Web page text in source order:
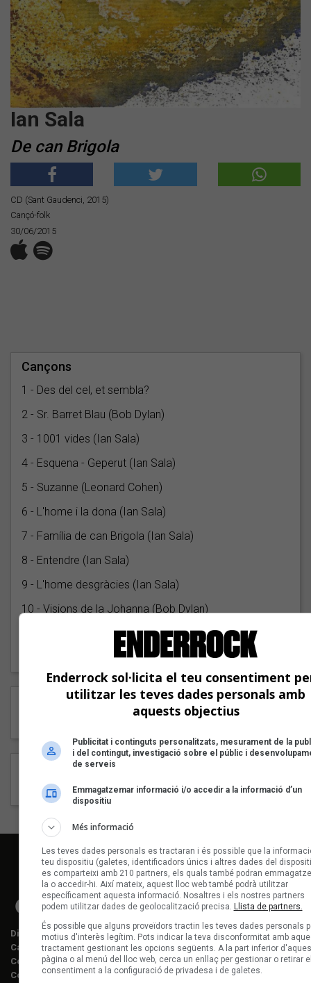
Ian Sala
De can Brigola
CD (Sant Gaudenci, 2015)
Cançó-folk
30/06/2015
Cançons
1 - Des del cel, et sembla?
2 - Sr. Barret Blau (Bob Dylan)
3 - 1001 vides (Ian Sala)
4 - Esquena - Geperut (Ian Sala)
5 - Suzanne (Leonard Cohen)
6 - L'home i la dona (Ian Sala)
7 - Família de can Brigola (Ian Sala)
8 - Entendre (Ian Sala)
9 - L'home desgràcies (Ian Sala)
10 - Visions de la Johanna (Bob Dylan)
11 - Conjunt d'ossos (Ian Sala)
12 - Des del cel, amb calma, et sembla (Ian Sala)
http://www.iansala.com/
Director editorial:Lluís Gendrau
Cap de redacció Enderrock:Jordi Martí Fabra
Coordinació EDR i enderrock.cat: Èlia Gea
Coordinació Anuari de la Música:Helena M. Alegret
Enderrock sol·licita el teu consentiment
utilitzar les teves dades personals amb
aquests objectius
Publicitat i continguts personalitzats, mesurament de la
i del contingut, investigació sobre el públic i
de serveis
Emmagatzemar informació i/o accedir a la informació d’un
dispositiu
Més informació
Les teves dades personals es tractaran i és possible que la
teu dispositiu (galetes, identificadors únics i altres dades del
es comparteixi amb 210 partners, els quals també podran
la o accedir-hi. Així mateix, aquest lloc web també podrà utilitzar
específicament aquesta informació. Nosaltres i els nostres partners
podem utilitzar dades de geolocalització precisa. Llista de partners.
És possible que alguns proveïdors tractin les teves dades personals
motius d'interès legítim. Pots indicar la teva disconformitat amb
tractament gestionant les opcions següents. A la part inferior
pàgina o al menú del lloc web, cerca un enllaç per gestionar o retirar
consentiment a la configuració de privadesa i de galetes.